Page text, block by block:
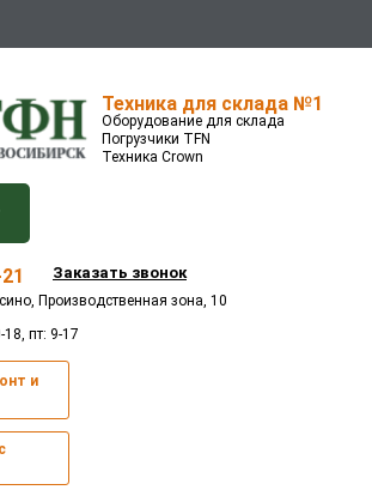
Техника для склада №1
Оборудование для склада
Погрузчики TFN
Техника Crown
Заказать звонок
Производственная зона, 10
пт: 9-17
и